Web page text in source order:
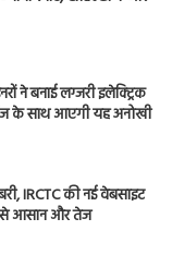
ने बनाई लग्जरी इलेक्ट्रिक
के साथ आएगी यह अनोखी
IRCTC की नई वेबसाइट
से आसान और तेज